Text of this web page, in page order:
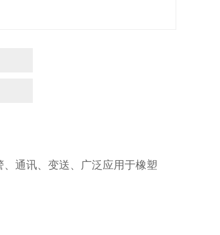
、通讯、变送、广泛应用于橡塑